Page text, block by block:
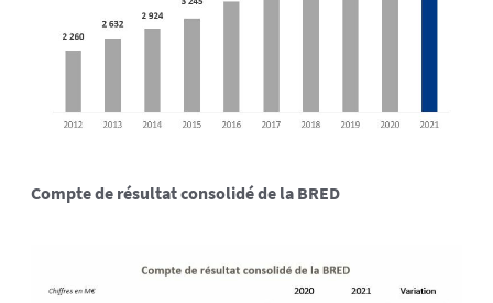
Compte de résultat consolidé de la BRED